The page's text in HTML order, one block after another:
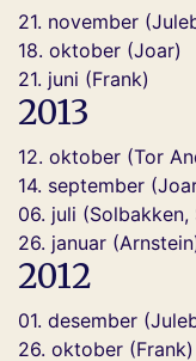
21. november
18. oktober (Joar)
21. juni (Frank)
2013
12. oktober (Tor
14. september
06. juli (Solbakken,
26. januar
2012
01. desember
26. oktober (Frank)